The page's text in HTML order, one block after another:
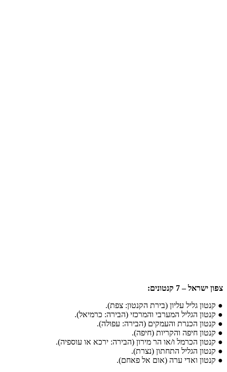
צפון ישראל – 7 קנטונים:
● קנטון גליל עליון (בירת הקנטון: צפת).
● קנטון הגליל המערבי והמרכזי (הבירה: כרמיאל).
● קנטון הכנרת והעמקים (הבירה: עפולה).
● קנטון חיפה והקריות (חיפה).
● קנטון הכרמל ו/או הר מירון (הבירה: ירכא או עוספיה).
● קנטון הגליל התחתון (נצרת).
● קנטון ואדי ערה (אום אל פאחם).